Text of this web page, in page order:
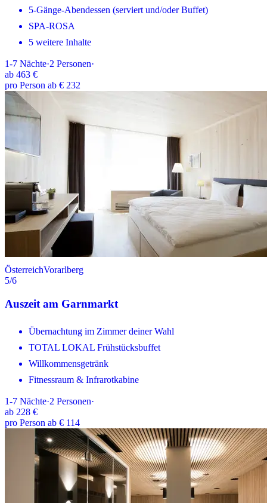
5-Gänge-Abendessen (serviert und/oder Buffet)
SPA-ROSA
5 weitere Inhalte
1-7 Nächte·2 Personen·
ab 463 €
pro Person ab € 232
ÖsterreichVorarlberg
5/6
Auszeit am Garnmarkt
Übernachtung im Zimmer deiner Wahl
TOTAL LOKAL Frühstücksbuffet
Willkommensgetränk
Fitnessraum & Infrarotkabine
1-7 Nächte·2 Personen·
ab 228 €
pro Person ab € 114